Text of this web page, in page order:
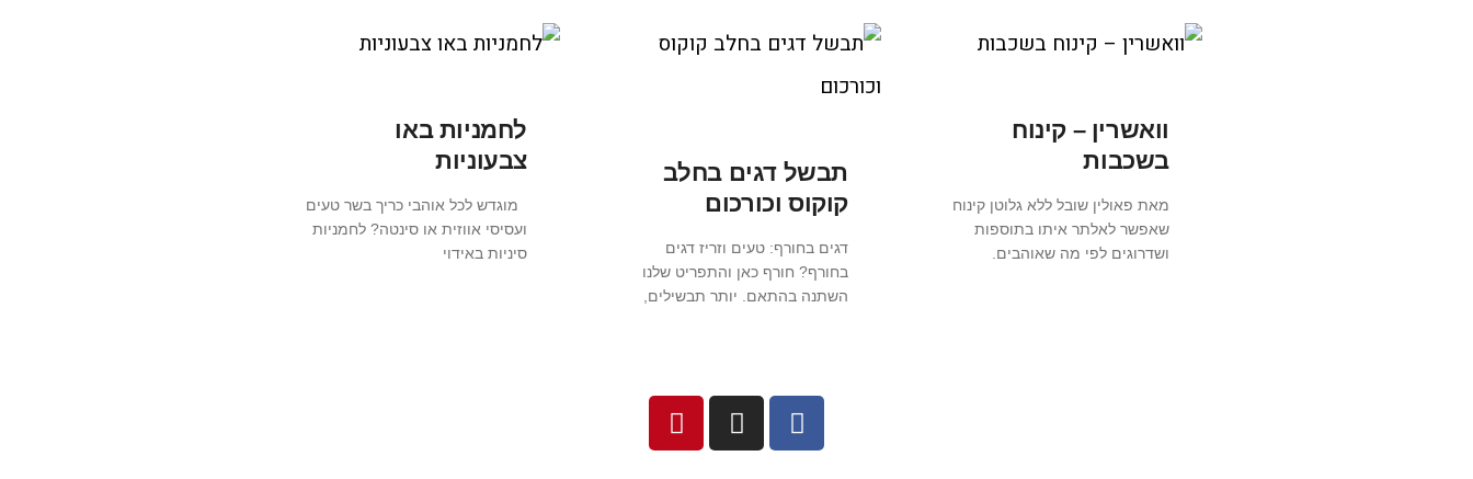
וואשרין – קינוח
בשכבות
מאת פאולין שובל ללא גלוטן קינוח
שאפשר לאלתר איתו בתוספות
ושדרוגים לפי מה שאוהבים.
תבשל דגים בחלב
קוקוס וכורכום
דגים בחורף: טעים וזריז דגים
בחורף? חורף כאן והתפריט שלנו
השתנה בהתאם. יותר תבשילים,
לחמניות באו
צבעוניות
מוגדש לכל אוהבי כריך בשר טעים
ועסיסי אווזית או סינטה? לחמניות
סיניות באידוי